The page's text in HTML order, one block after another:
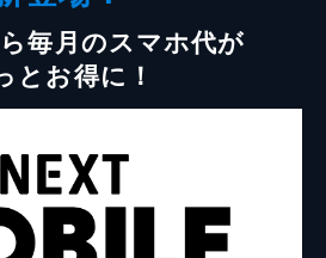
毎月のスマホ代が
とお得に！